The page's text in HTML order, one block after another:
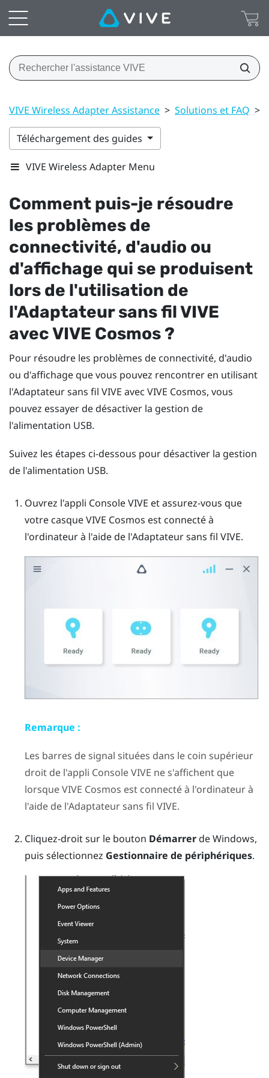
VIVE Wireless Adapter Assistance > Solutions et FAQ >
Téléchargement des guides
VIVE Wireless Adapter Menu
Comment puis-je résoudre
les problèmes de
connectivité, d'audio ou
d'affichage qui se produisent
lors de l'utilisation de
l'Adaptateur sans fil VIVE
avecVIVE Cosmos?
Pour résoudre les problèmes de connectivité, d'audio
ou d'affichage que vous pouvez rencontrer en utilisant
l'Adaptateur sans fil VIVE avec VIVE Cosmos, vous
pouvez essayer de désactiver la gestion de
l'alimentation USB.
Suivez les étapes ci-dessous pour désactiver la gestion
de l'alimentation USB.
Ouvrez l'appli Console VIVE et assurez-vous que
votre casqueVIVE Cosmos est connecté à
l'ordinateur à l'aide de l'Adaptateur sans fil VIVE.
Remarque :
Les barres de signal situées dans le coin supérieur
droit de l'appli Console VIVE ne s'affichent que
lorsqueVIVE Cosmos est connecté à l'ordinateur à
l'aide de l'Adaptateur sans fil VIVE.
Cliquez-droit sur le bouton DémarrerdeWindows,
puis sélectionnez Gestionnaire de périphériques.